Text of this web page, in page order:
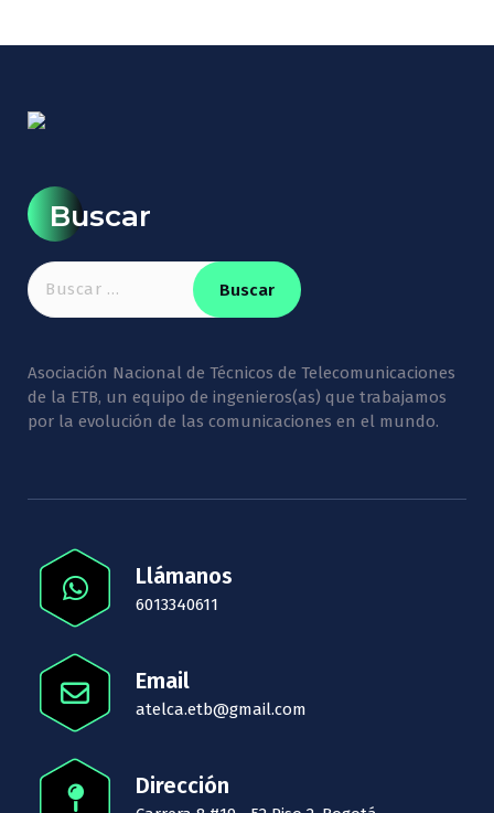
Buscar
Asociación Nacional de Técnicos de Telecomunicaciones
de la ETB, un equipo de ingenieros(as) que trabajamos
por la evolución de las comunicaciones en el mundo.
Llámanos
6013340611
Email
atelca.etb@gmail.com
Dirección